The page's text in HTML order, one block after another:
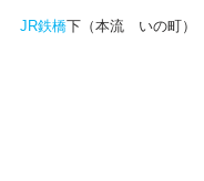
JR鉄橋下（本流　いの町）